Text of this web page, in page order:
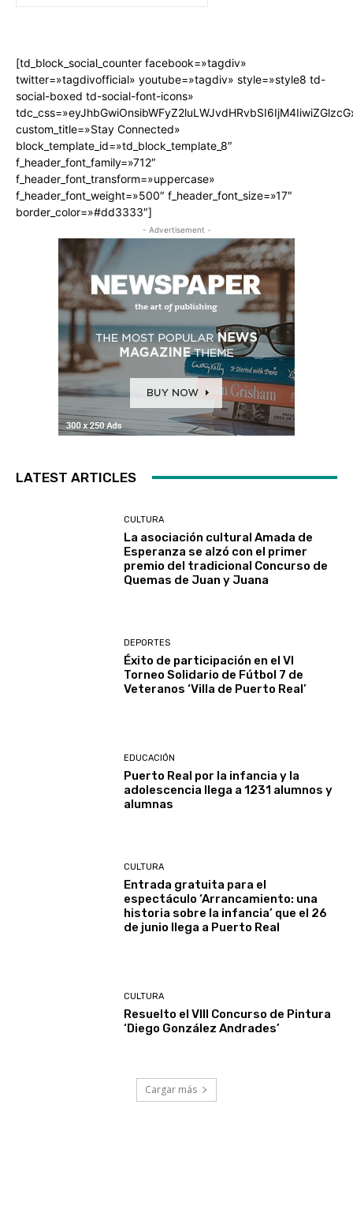
[td_block_social_counter facebook=»tagdiv»
twitter=»tagdivofficial» youtube=»tagdiv» style=»style8 td-
social-boxed td-social-font-icons»
custom_title=»Stay Connected»
block_template_id=»td_block_template_8″
f_header_font_family=»712″
f_header_font_transform=»uppercase»
f_header_font_weight=»500″ f_header_font_size=»17″
border_color=»#dd3333″]
- Advertisement -
LATEST ARTICLES
CULTURA
La asociación cultural Amada de
Esperanza se alzó con el primer
premio del tradicional Concurso de
Quemas de Juan y Juana
DEPORTES
Éxito de participación en el VI
Torneo Solidario de Fútbol 7 de
Veteranos ‘Villa de Puerto Real’
EDUCACIÓN
Puerto Real por la infancia y la
adolescencia llega a 1231 alumnos y
alumnas
CULTURA
Entrada gratuita para el
espectáculo ‘Arrancamiento: una
historia sobre la infancia’ que el 26
de junio llega a Puerto Real
CULTURA
Resuelto el VIII Concurso de Pintura
‘Diego González Andrades’
Cargar más